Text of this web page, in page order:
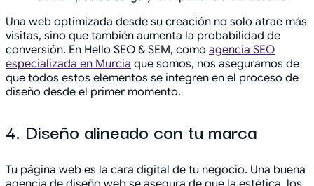
Una web optimizada desde su creación no solo atrae más
visitas, sino que también aumenta la probabilidad de
conversión. En Hello SEO & SEM, como agencia SEO
especializada en Murcia que somos, nos aseguramos de
que todos estos elementos se integren en el proceso de
diseño desde el primer momento.
4. Diseño alineado con tu marca
Tu página web es la cara digital de tu negocio. Una buena